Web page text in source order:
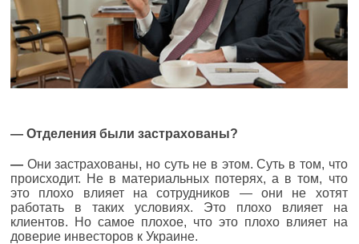
— Отделения были застрахованы?
— Они застрахованы, но суть не в этом. Суть в том, что
происходит. Не в материальных потерях, а в том, что
это плохо влияет на сотрудников — они не хотят
работать в таких условиях. Это плохо влияет на
клиентов. Но самое плохое, что это плохо влияет на
доверие инвесторов к Украине.